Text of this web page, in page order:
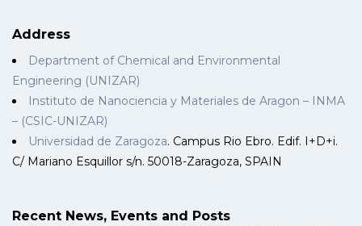
Address
Department of Chemical and Environmental
Engineering (UNIZAR)
Instituto de Nanociencia y Materiales de Aragon – INMA
– (CSIC-UNIZAR)
Universidad de Zaragoza. Campus Rio Ebro. Edif. I+D+i.
C/ Mariano Esquillor s/n. 50018-Zaragoza, SPAIN
Recent News, Events and Posts